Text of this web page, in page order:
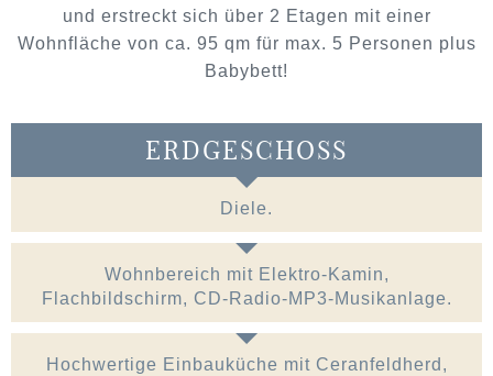
und erstreckt sich über 2 Etagen mit einer
Wohnfläche von ca. 95 qm für max. 5 Personen plus
Babybett!
ERDGESCHOSS
Diele.
Wohnbereich mit Elektro-Kamin,
Flachbildschirm, CD-Radio-MP3-Musikanlage.
Hochwertige Einbauküche mit Ceranfeldherd,